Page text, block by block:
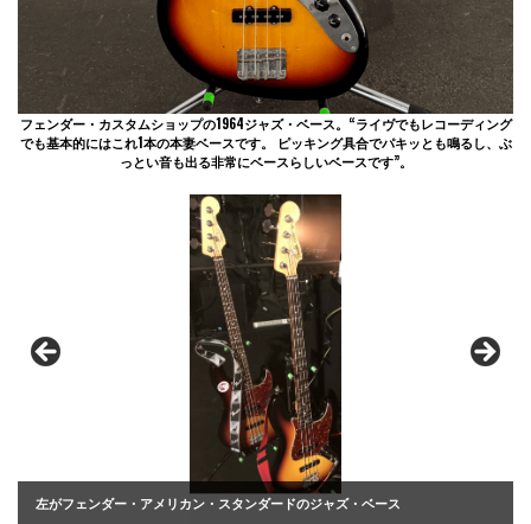
フェンダー・カスタムショップの1964ジャズ・ベース。“ライヴでもレコーディング
でも基本的にはこれ1本の本妻ベースです。 ピッキング具合でパキッとも鳴るし、ぶ
っとい音も出る非常にベースらしいベースです”。
左がフェンダー・アメリカン・スタンダードのジャズ・ベース